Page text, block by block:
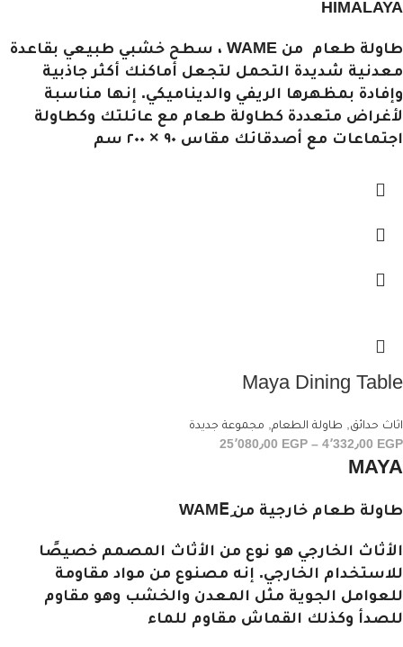
HIMALAYA
طاولة طعام من WAME ، سطح خشبي طبيعي بقاعدة
معدنية شديدة التحمل لتجعل أماكنك أكثر جاذبية
وإفادة بمظهرها الريفي والديناميكي. إنها مناسبة
لأغراض متعددة كطاولة طعام مع عائلتك وكطاولة
اجتماعات مع أصدقائك مقاس ٩٠ × ٢٠٠ سم
Maya Dining Table
اثاث حدائق طاولة الطعام
مجموعة جديدة
4٬332٫00 EGP
– 25٬080٫00 EGP
MAYA
طاولة طعام خارجية من WAMEِ
الأثاث الخارجي هو نوع من الأثاث المصمم خصيصًا
للاستخدام الخارجي. إنه مصنوع من مواد مقاومة
للعوامل الجوية مثل المعدن والخشب وهو مقاوم
للصدأ وكذلك القماش مقاوم للماء